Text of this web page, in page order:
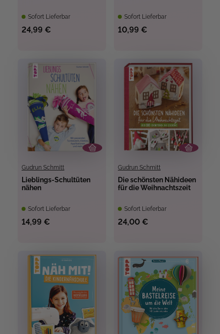
Sofort Lieferbar
24,99 €
Sofort Lieferbar
10,99 €
Gudrun Schmitt
Lieblings-Schultüten
nähen
Sofort Lieferbar
14,99 €
Gudrun Schmitt
Die schönsten Nähideen
für die Weihnachtszeit
Sofort Lieferbar
24,00 €